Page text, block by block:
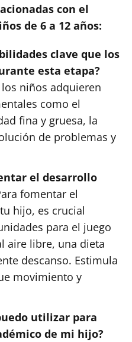
con el
de 6 a 12 años:
clave que los
esta etapa?
niños adquieren
como el
fina y gruesa, la
de problemas y
el desarrollo
fomentar el
hijo, es crucial
para el juego
aire libre, una dieta
descanso. Estimula
movimiento y
utilizar para
de mi hijo?